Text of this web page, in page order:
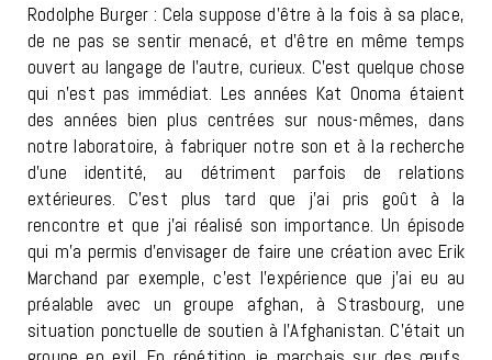
Rodolphe Burger : Cela suppose d’être à la fois à sa place,
de ne pas se sentir menacé, et d’être en même temps
ouvert au langage de l’autre, curieux. C’est quelque chose
qui n’est pas immédiat. Les années Kat Onoma étaient
des années bien plus centrées sur nous-mêmes, dans
notre laboratoire, à fabriquer notre son et à la recherche
d’une identité, au détriment parfois de relations
extérieures. C’est plus tard que j’ai pris goût à la
rencontre et que j’ai réalisé son importance. Un épisode
qui m’a permis d’envisager de faire une création avec Erik
Marchand par exemple, c’est l’expérience que j’ai eu au
préalable avec un groupe afghan, à Strasbourg, une
situation ponctuelle de soutien à l’Afghanistan. C’était un